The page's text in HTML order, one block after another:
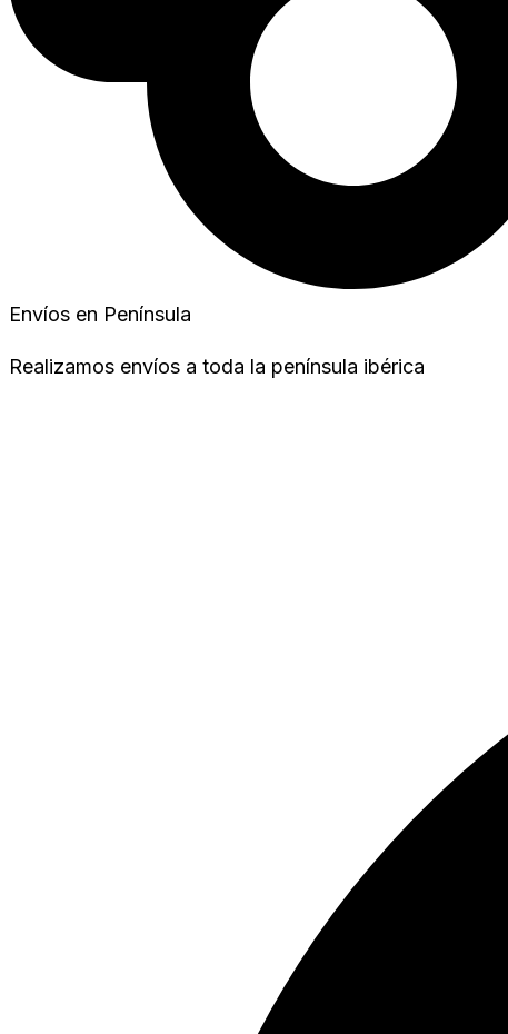
Envíos en Península
Realizamos envíos a toda la península ibérica